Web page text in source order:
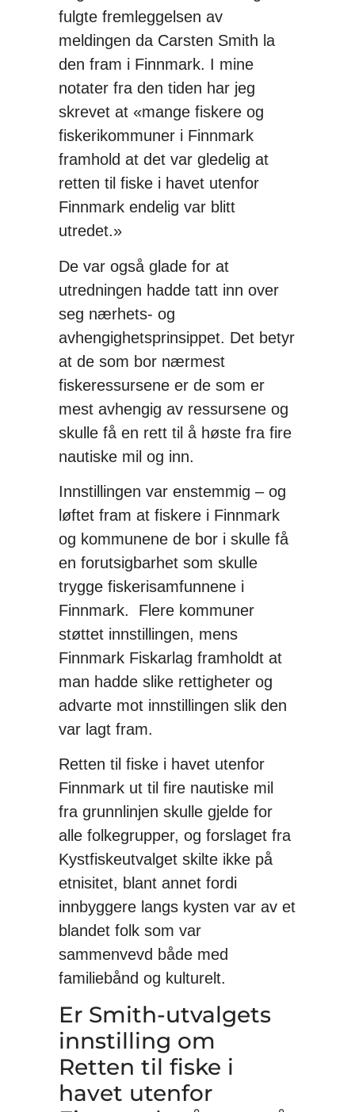
fulgte fremleggelsen av
meldingen da Carsten Smith la
den fram i Finnmark. I mine
notater fra den tiden har jeg
skrevet at «mange fiskere og
fiskerikommuner i Finnmark
framhold at det var gledelig at
retten til fiske i havet utenfor
Finnmark endelig var blitt
utredet.»
De var også glade for at
utredningen hadde tatt inn over
seg nærhets- og
avhengighetsprinsippet. Det betyr
at de som bor nærmest
fiskeressursene er de som er
mest avhengig av ressursene og
skulle få en rett til å høste fra fire
nautiske mil og inn.
Innstillingen var enstemmig – og
løftet fram at fiskere i Finnmark
og kommunene de bor i skulle få
en forutsigbarhet som skulle
trygge fiskerisamfunnene i
Finnmark. Flere kommuner
støttet innstillingen, mens
Finnmark Fiskarlag framholdt at
man hadde slike rettigheter og
advarte mot innstillingen slik den
var lagt fram.
Retten til fiske i havet utenfor
Finnmark ut til fire nautiske mil
fra grunnlinjen skulle gjelde for
alle folkegrupper, og forslaget fra
Kystfiskeutvalget skilte ikke på
etnisitet, blant annet fordi
innbyggere langs kysten var av et
blandet folk som var
sammenvevd både med
familiebånd og kulturelt.
Er Smith-utvalgets
innstilling om
Retten til fiske i
havet utenfor